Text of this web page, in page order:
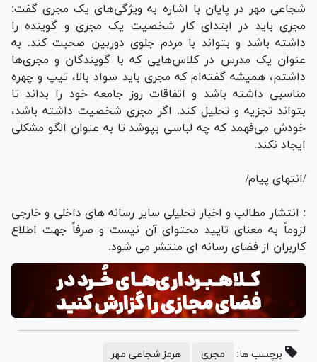
شجاعی مهر در پایان با اشاره به ویژگی‌های یک مجری‌ گفت:
مجری باید در ابتدای کار شخصیت یک مجری و گوینده را
داشته باشد و بتواند با مردم جلوی دوربین صحبت کند. به
عنوان یک مدرس در کلاس‌هایی که با گویندگان و مجری‌ها
داشتم، همیشه گفته‌ام که مجری باید سواد بالا، تیپ و چهره
مناسبی داشته باشد و اتفاقات روز جامعه خود را بداند تا
بتواند تجزیه و تحلیل کند. اگر مجری شخصیت داشته باشد،
خودش می‌فهمد که چه لباسی بپوشد تا به عنوان الگو مشکلی
ایجاد نکند.
/انتهای پیام/
: انتشار مطالب و اخبار تحلیلی سایر رسانه های داخلی و خارجی
لزوماً به معنای تایید محتوای آن نیست و صرفاً جهت اطلاع
کاربران از فضای رسانه ای منتشر می شود.
برچسب ها: مجری هرمز شجاعی مهر